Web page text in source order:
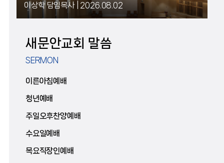
이상학 담임목사| 2026.08.02
새문안교회 말씀
SERMON
이른아침예배
청년예배
주일오후찬양예배
수요일예배
목요직장인예배